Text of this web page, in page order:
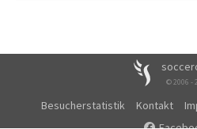
© 2006 -
Besucherstatistik Kontakt